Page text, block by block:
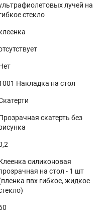
царапины.
лучей на
стекло
Накладка на стол
скатерть без
силиконовая
на стол - 1 шт
пвх гибкое, жидкое